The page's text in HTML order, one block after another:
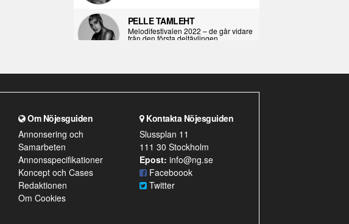
PELLE TAMLEHT
Melodifestivalen 2022 – de går vidare
från den första deltävlingen
I KORPENS SKUGGA
2021-06-28
ÖPPNA BOKEN
Kropps-dagbok
2021-06-24
SYNDAFALLET
Det är inte din demokratiska plikt att
delta i instagramaktivism.
Om Nöjesguiden
Annonsering och
Samarbeten
Annonsspecifikationer
Koncept och Cases
Redaktionen
Om Cookies
Kontakta Nöjesguiden
Slussplan 11
111 30 Stockholm
Epost: info@ng.se
Faceboook
Twitter